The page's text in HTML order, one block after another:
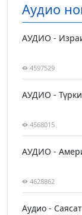
Аудио
АУДИО -
4597529
АУДИО -
4568015
АУДИО -
4628862
Аудио -